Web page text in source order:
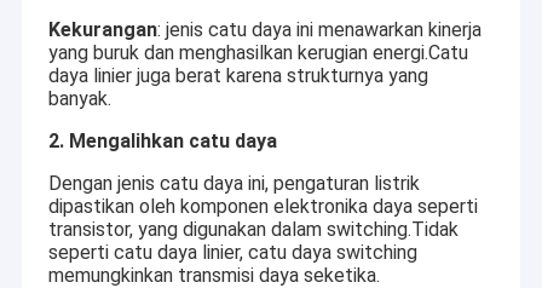
Kekurangan: jenis catu daya ini menawarkan kinerja
yang buruk dan menghasilkan kerugian energi.Catu
daya linier juga berat karena strukturnya yang
banyak.
2. Mengalihkan catu daya
Dengan jenis catu daya ini, pengaturan listrik
dipastikan oleh komponen elektronika daya seperti
transistor, yang digunakan dalam switching.Tidak
seperti catu daya linier, catu daya switching
memungkinkan transmisi daya seketika.